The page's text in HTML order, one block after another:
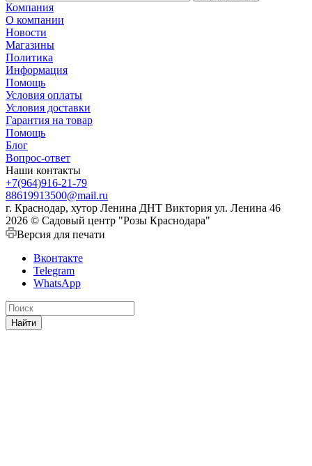
Компания
О компании
Новости
Магазины
Политика
Информация
Помощь
Условия оплаты
Условия доставки
Гарантия на товар
Помощь
Блог
Вопрос-ответ
Наши контакты
+7(964)916-21-79
88619913500@mail.ru
г. Краснодар, хутор Ленина ДНТ Виктория ул. Ленина 46
2026 © Садовый центр "Розы Краснодара"
Версия для печати
Вконтакте
Telegram
WhatsApp
Найти